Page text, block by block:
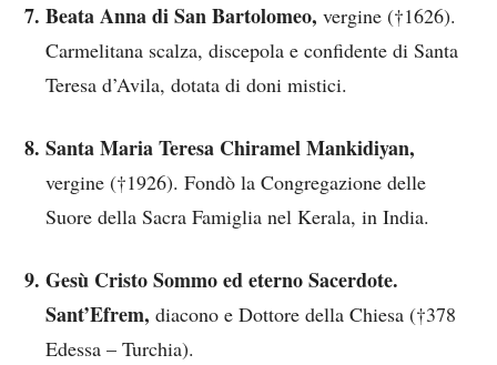
Beata Anna di San Bartolomeo, vergine (†1626).
Carmelitana scalza, discepola e confidente di Santa
Teresa d’Avila, dotata di doni mistici.
Santa Maria Teresa Chiramel Mankidiyan,
vergine (†1926). Fondò la Congregazione delle
Suore della Sacra Famiglia nel Kerala, in India.
Gesù Cristo Sommo ed eterno Sacerdote.
Sant’Efrem, diacono e Dottore della Chiesa (†378
Edessa – Turchia).